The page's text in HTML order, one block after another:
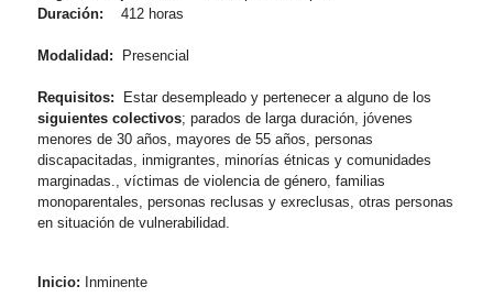
Duración: 412 horas
Modalidad: Presencial
Requisitos:
Estar desempleado y pertenecer a alguno de los
siguientes colectivos; parados de larga duración, jóvenes
menores de 30 años, mayores de 55 años, personas
discapacitadas, inmigrantes, minorías étnicas y comunidades
marginadas., víctimas de violencia de género, familias
monoparentales, personas reclusas y exreclusas, otras personas
en situación de vulnerabilidad.
Inicio: Inminente